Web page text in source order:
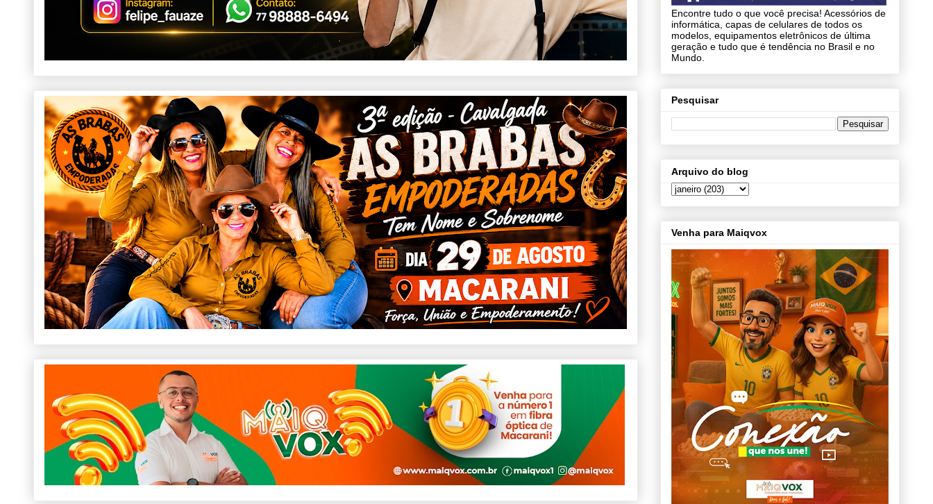
Encontre tudo o que você precisa! Acessórios de
informática, capas de celulares de todos os
modelos, equipamentos eletrônicos de última
geração e tudo que é tendência no Brasil e no
Mundo.
Pesquisar
Arquivo do blog
Venha para Maiqvox